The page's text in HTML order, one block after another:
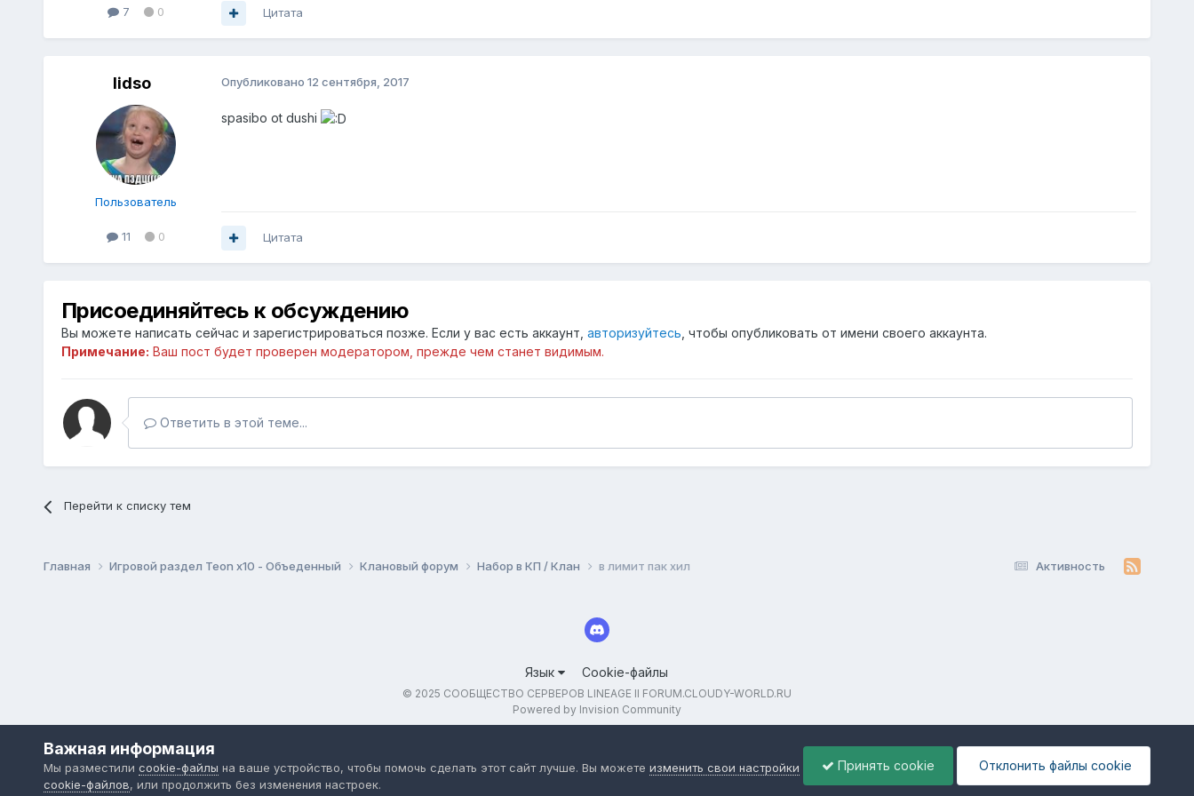
7 0 Цитата
lidso
Пользователь
11 0
Опубликовано 12 сентября, 2017
spasibo ot dushi
Цитата
Присоединяйтесь к обсуждению
Вы можете написать сейчас и зарегистрироваться позже. Если у вас есть аккаунт, авторизуйтесь, чтобы опубликовать от имени своего аккаунта.
Примечание: Ваш пост будет проверен модератором, прежде чем станет видимым.
Ответить в этой теме...
Перейти к списку тем
Активность
Главная Игровой раздел Teon x10 - Объеденный Клановый форум Набор в КП / Клан в лимит пак хил
Язык Cookie-файлы
© 2025 СООБЩЕСТВО СЕРВЕРОВ LINEAGE II FORUM.CLOUDY-WORLD.RU
Powered by Invision Community
Важная информация
Мы разместили cookie-файлы на ваше устройство, чтобы помочь сделать этот сайт лучше. Вы можете изменить свои настройки
cookie-файлов, или продолжить без изменения настроек.
Принять cookie Отклонить файлы сookie